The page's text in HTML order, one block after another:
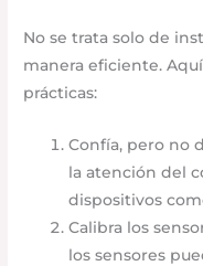
No se trata solo de
manera eficiente.
prácticas:
Confía, pero no
la atención del
dispositivos
Calibra los
los sensores